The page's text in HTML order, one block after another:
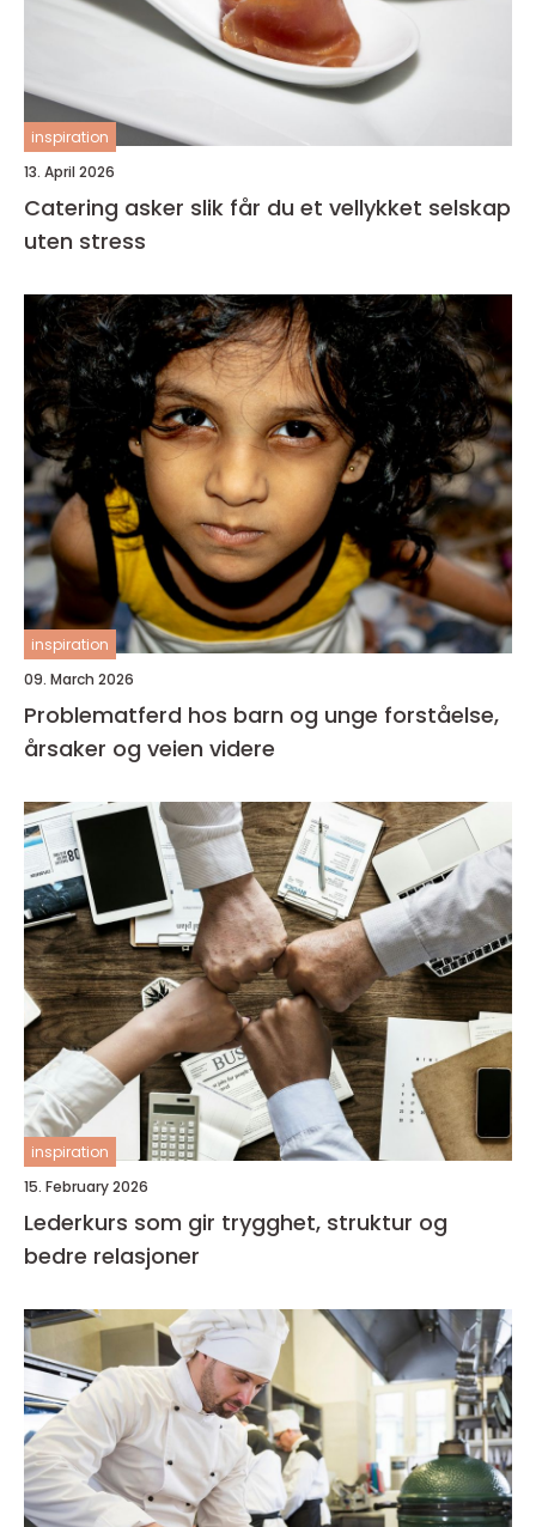
inspiration
13. April 2026
Catering asker slik får du et vellykket selskap
uten stress
inspiration
09. March 2026
Problematferd hos barn og unge forståelse,
årsaker og veien videre
inspiration
15. February 2026
Lederkurs som gir trygghet, struktur og
bedre relasjoner